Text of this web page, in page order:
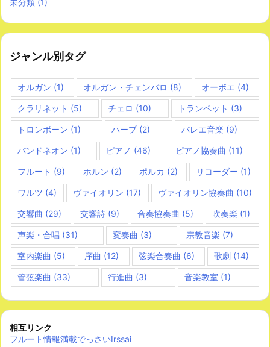
未分類 (1)
ジャンル別タグ
オルガン (1) オルガン・チェンバロ (8) オーボエ (4)
クラリネット (5) チェロ (10) トランペット (3)
トロンボーン (1) ハープ(2) バレエ音楽 (9)
バンドネオン (1) ピアノ (46) ピアノ協奏曲 (11)
フルート (9) ホルン (2) ポルカ (2) リコーダー (1)
ワルツ (4) ヴァイオリン (17) ヴァイオリン協奏曲 (10)
交響曲 (29) 交響詩(9) 合奏協奏曲 (5) 吹奏楽 (1)
声楽・合唱 (31) 変奏曲 (3) 宗教音楽 (7)
室内楽曲 (5) 序曲 (12) 弦楽合奏曲 (6) 歌劇(14)
管弦楽曲 (33) 行進曲 (3) 音楽教室 (1)
相互リンク
フルート情報満載でっさいIrssai